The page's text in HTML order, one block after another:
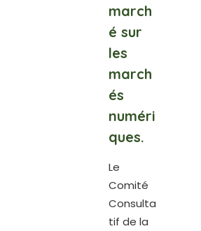
march
é sur
les
march
és
numéri
ques.
Le
Comité
Consulta
tif de la